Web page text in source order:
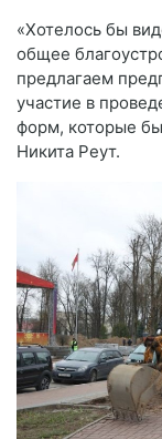
«Хотелось бы
общее
предлагаем
участие в
форм, которые
Никита Реут.